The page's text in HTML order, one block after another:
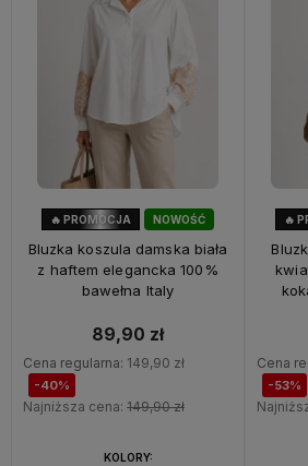
NOWOŚĆ
🔥 PROMOCJA
Bluzka koszula damska biała
z haftem elegancka 100%
bawełna Italy
89,90 zł
Cena regularna: 149,90 zł
-40%
Najniższa cena: 149,90 zł
KOLORY:
🔥
Cena
-53%